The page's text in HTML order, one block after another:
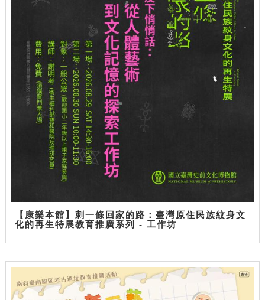
【康樂本館】刺一條回家的路：臺灣原住民族紋身文
化的再生特展教育推廣系列 - 工作坊